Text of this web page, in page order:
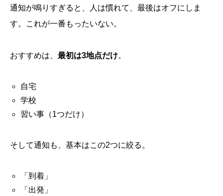
通知が鳴りすぎると、人は慣れて、最後はオフにしま
す。これが一番もったいない。
おすすめは、 最初は3地点だけ。
自宅
学校
習い事（1つだけ）
そして通知も、基本はこの2つに絞る。
「到着」
「出発」